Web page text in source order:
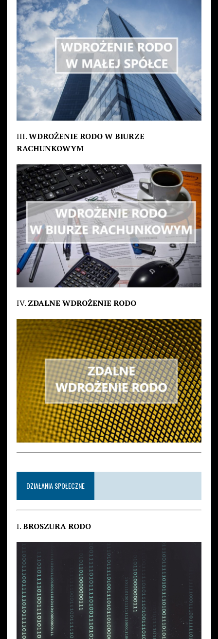
III.WDROŻENIE RODO W BIURZE
RACHUNKOWYM
IV. ZDALNE WDROŻENIE RODO
DZIAŁANIA SPOŁECZNE
I.BROSZURA RODO